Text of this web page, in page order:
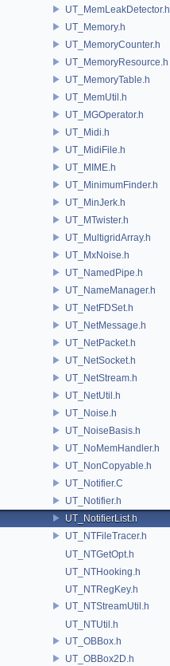
UT_MemLeakDetector.h
UT_Memory.h
UT_MemoryCounter.h
UT_MemoryResource.h
UT_MemoryTable.h
UT_MemUtil.h
UT_MGOperator.h
UT_Midi.h
UT_MidiFile.h
UT_MIME.h
UT_MinimumFinder.h
UT_MinJerk.h
UT_MTwister.h
UT_MultigridArray.h
UT_MxNoise.h
UT_NamedPipe.h
UT_NameManager.h
UT_NetFDSet.h
UT_NetMessage.h
UT_NetPacket.h
UT_NetSocket.h
UT_NetStream.h
UT_NetUtil.h
UT_Noise.h
UT_NoiseBasis.h
UT_NoMemHandler.h
UT_NonCopyable.h
UT_Notifier.C
UT_Notifier.h
UT_NotifierList.h
UT_NTFileTracer.h
UT_NTGetOpt.h
UT_NTHooking.h
UT_NTRegKey.h
UT_NTStreamUtil.h
UT_NTUtil.h
UT_OBBox.h
UT_OBBox2D.h